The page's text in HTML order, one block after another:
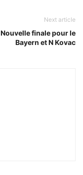
Next article
Nouvelle finale pour le
Bayern et N Kovac